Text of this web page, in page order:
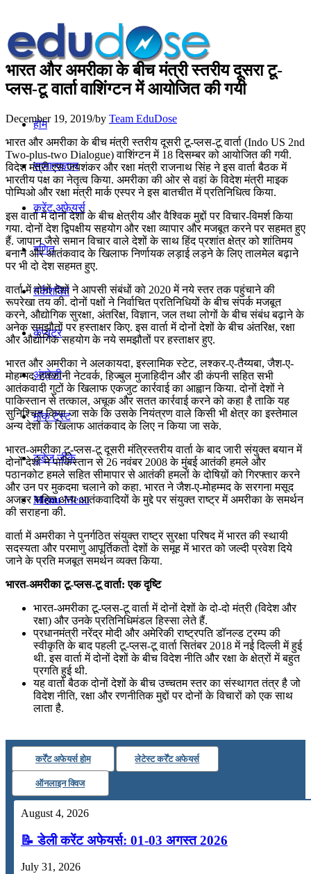
होम
सामान्यज्ञान
करेंट अफेयर्स
गणित
तर्कशक्ति
कंप्यूटर
अंग्रेजी
मॉक टेस्ट
टुडेज जीके
Menu Menu
भारत और अमरीका के बीच मंत्री स्तरीय दूसरा टू-
प्लस-टू वार्ता वाशिंग्टन में आयोजित की गयी
December 19, 2019/by Team EduDose
भारत और अमरीका के बीच मंत्री स्तरीय दूसरी टू-प्लस-टू वार्ता (Indo US 2nd
Two-plus-two Dialogue) वाशिंग्टन में 18 दिसम्बर को आयोजित की गयी.
विदेश मंत्री एस जयशंकर और रक्षा मंत्री राजनाथ सिंह ने इस वार्ता बैठक में
भारतीय पक्ष का नेतृत्व किया. अमरीका की ओर से वहां के विदेश मंत्री माइक
पोम्पिओ और रक्षा मंत्री मार्क एस्पर ने इस बातचीत में प्रतिनिधित्व किया.
इस वार्ता में दोनों देशों के बीच क्षेत्रीय और वैश्विक मुद्दों पर विचार-विमर्श किया
गया. दोनों देश द्विपक्षीय सहयोग और रक्षा व्यापार और मजबूत करने पर सहमत हुए
हैं. जापान जैसे समान विचार वाले देशों के साथ हिंद प्रशांत क्षेत्र को शांतिमय
बनाने और आतंकवाद के खिलाफ निर्णायक लड़ाई लड़ने के लिए तालमेल बढ़ाने
पर भी दो देश सहमत हुए.
वार्ता में दोनों देशों ने आपसी संबंधों को 2020 में नये स्तर तक पहुंचाने की
रूपरेखा तय की. दोनों पक्षों ने निर्वाचित प्रतिनिधियों के बीच संपर्क मजबूत
करने, औद्योगिक सुरक्षा, अंतरिक्ष, विज्ञान, जल तथा लोगों के बीच संबंध बढ़ाने के
अनेक समझौतों पर हस्ताक्षर किए. इस वार्ता में दोनों देशों के बीच अंतरिक्ष, रक्षा
और औद्योगिक सहयोग के नये समझौतों पर हस्ताक्षर हुए.
भारत और अमरीका ने अलकायदा, इस्लामिक स्टेट, लश्कर-ए-तैय्यबा, जैश-ए-
मोहम्मद, हक्कानी नेटवर्क, हिज्बुल मुजाहिदीन और डी कंपनी सहित सभी
आतंकवादी गुटों के खिलाफ एकजुट कार्रवाई का आह्वान किया. दोनों देशों ने
पाकिस्तान से तत्काल, अचूक और सतत कार्रवाई करने को कहा है ताकि यह
सुनिश्चित किया जा सके कि उसके नियंत्रण वाले किसी भी क्षेत्र का इस्तेमाल
अन्य देशों के खिलाफ आतंकवाद के लिए न किया जा सके.
भारत-अमरीका टू-प्लस-टू दूसरी मंत्रिस्तरीय वार्ता के बाद जारी संयुक्त बयान में
दोनों देशों ने पाकिस्तान से 26 नवंबर 2008 के मुंबई आतंकी हमले और
पठानकोट हमले सहित सीमापार से आतंकी हमलों के दोषिय़ों को गिरफ्तार करने
और उन पर मुकदमा चलाने को कहा. भारत ने जैश-ए-मोहम्मद के सरगना मसूद
अजहर सहित अन्य आतंकवादियों के मुद्दे पर संयुक्त राष्ट्र में अमरीका के समर्थन
की सराहना की.
वार्ता में अमरीका ने पुनर्गठित संयुक्त राष्ट्र सुरक्षा परिषद में भारत की स्थायी
सदस्यता और परमाणु आपूर्तिकर्ता देशों के समूह में भारत को जल्दी प्रवेश दिये
जाने के प्रति मजबूत समर्थन व्यक्त किया.
भारत-अमरीका टू-प्लस-टू वार्ता: एक दृष्टि
भारत-अमरीका टू-प्लस-टू वार्ता में दोनों देशों के दो-दो मंत्री (विदेश और
रक्षा) और उनके प्रतिनिधिमंडल हिस्सा लेते हैं.
प्रधानमंत्री नरेंद्र मोदी और अमेरिकी राष्ट्रपति डॉनल्ड ट्रम्प की
स्वीकृति के बाद पहली टू-प्लस-टू वार्ता सितंबर 2018 में नई दिल्ली में हुई
थी. इस वार्ता में दोनों देशों के बीच विदेश नीति और रक्षा के क्षेत्रों में बहुत
प्रगति हुई थी.
यह वार्ता बैठक दोनों देशों के बीच उच्चतम स्तर का संस्थागत तंत्र है जो
विदेश नीति, रक्षा और रणनीतिक मुद्दों पर दोनों के विचारों को एक साथ
लाता है.
कर्रेंट अफेयर्स होम लेटेस्ट कर्रेंट अफेयर्स
ऑनलाइन क्विज
August 4, 2026
📝 डेली करेंट अफेयर्स: 01-03 अगस्त 2026
July 31, 2026